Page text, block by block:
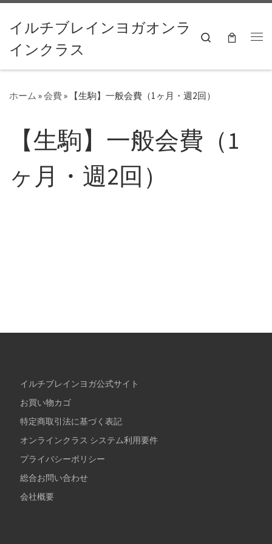
コンテンツへスキップ
イルチブレインヨガオンラ
インクラス
Search
ホーム »会費» 【生駒】一般会費（1ヶ月・週2回）
【生駒】一般会費（1
ヶ月・週2回）
イルチブレインヨガ公式サイト
お買い物カゴ
特定商取引法に基づく表記
オンラインクラス システム利用要件
プライバシーポリシー
総合お問い合わせ
会社概要